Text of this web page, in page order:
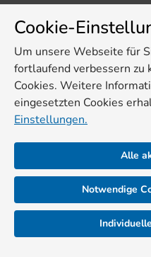
Cookie-
Um unsere Webseite für
fortlaufend verbessern zu
Cookies. Weitere
eingesetzten Cookies
Einstellungen.
Alle
Notwendige